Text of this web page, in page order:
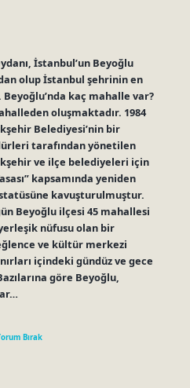
İstanbul’un Beyoğlu
olup İstanbul şehrinin en
kaç mahalle var?
oluşmaktadır. 1984
Belediyesi’nin bir
tarafından yönetilen
ve ilçe belediyeleri için
kapsamında yeniden
kavuşturulmuştur.
Beyoğlu ilçesi 45 mahallesi
nüfusu olan bir
ve kültür merkezi
içindeki gündüz ve gece
göre Beyoğlu,
Bırak